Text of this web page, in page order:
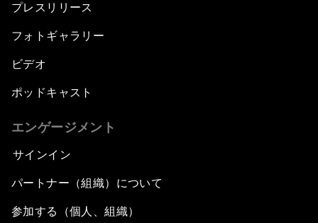
プレスリリース
フォトギャラリー
ビデオ
ポッドキャスト
エンゲージメント
サインイン
パートナー（組織）について
参加する（個人、組織）